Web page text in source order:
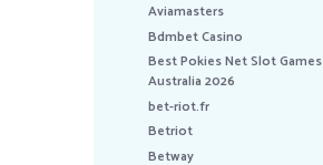
Aviamasters
Bdmbet Casino
Best Pokies Net Slot Games
Australia 2026
bet-riot.fr
Betriot
Betway